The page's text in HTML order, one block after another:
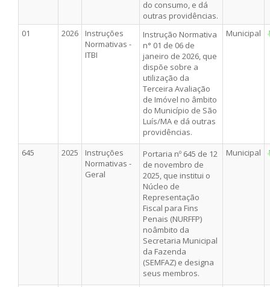
do consumo, e dá
outras providências.
01
2026
Instruções
Normativas -
ITBI
Instrução Normativa
n° 01 de 06 de
janeiro de 2026, que
dispõe sobre a
utilização da
Terceira Avaliação
de Imóvel no âmbito
do Município de São
Luís/MA e dá outras
providências.
Municipal
645 2025
Instruções
Normativas -
Geral
Portaria nº 645 de 12
de novembro de
2025, que institui o
Núcleo de
Representação
Fiscal para Fins
Penais (NURFFP)
noâmbito da
Secretaria Municipal
da Fazenda
(SEMFAZ) e designa
seus membros.
Municipal